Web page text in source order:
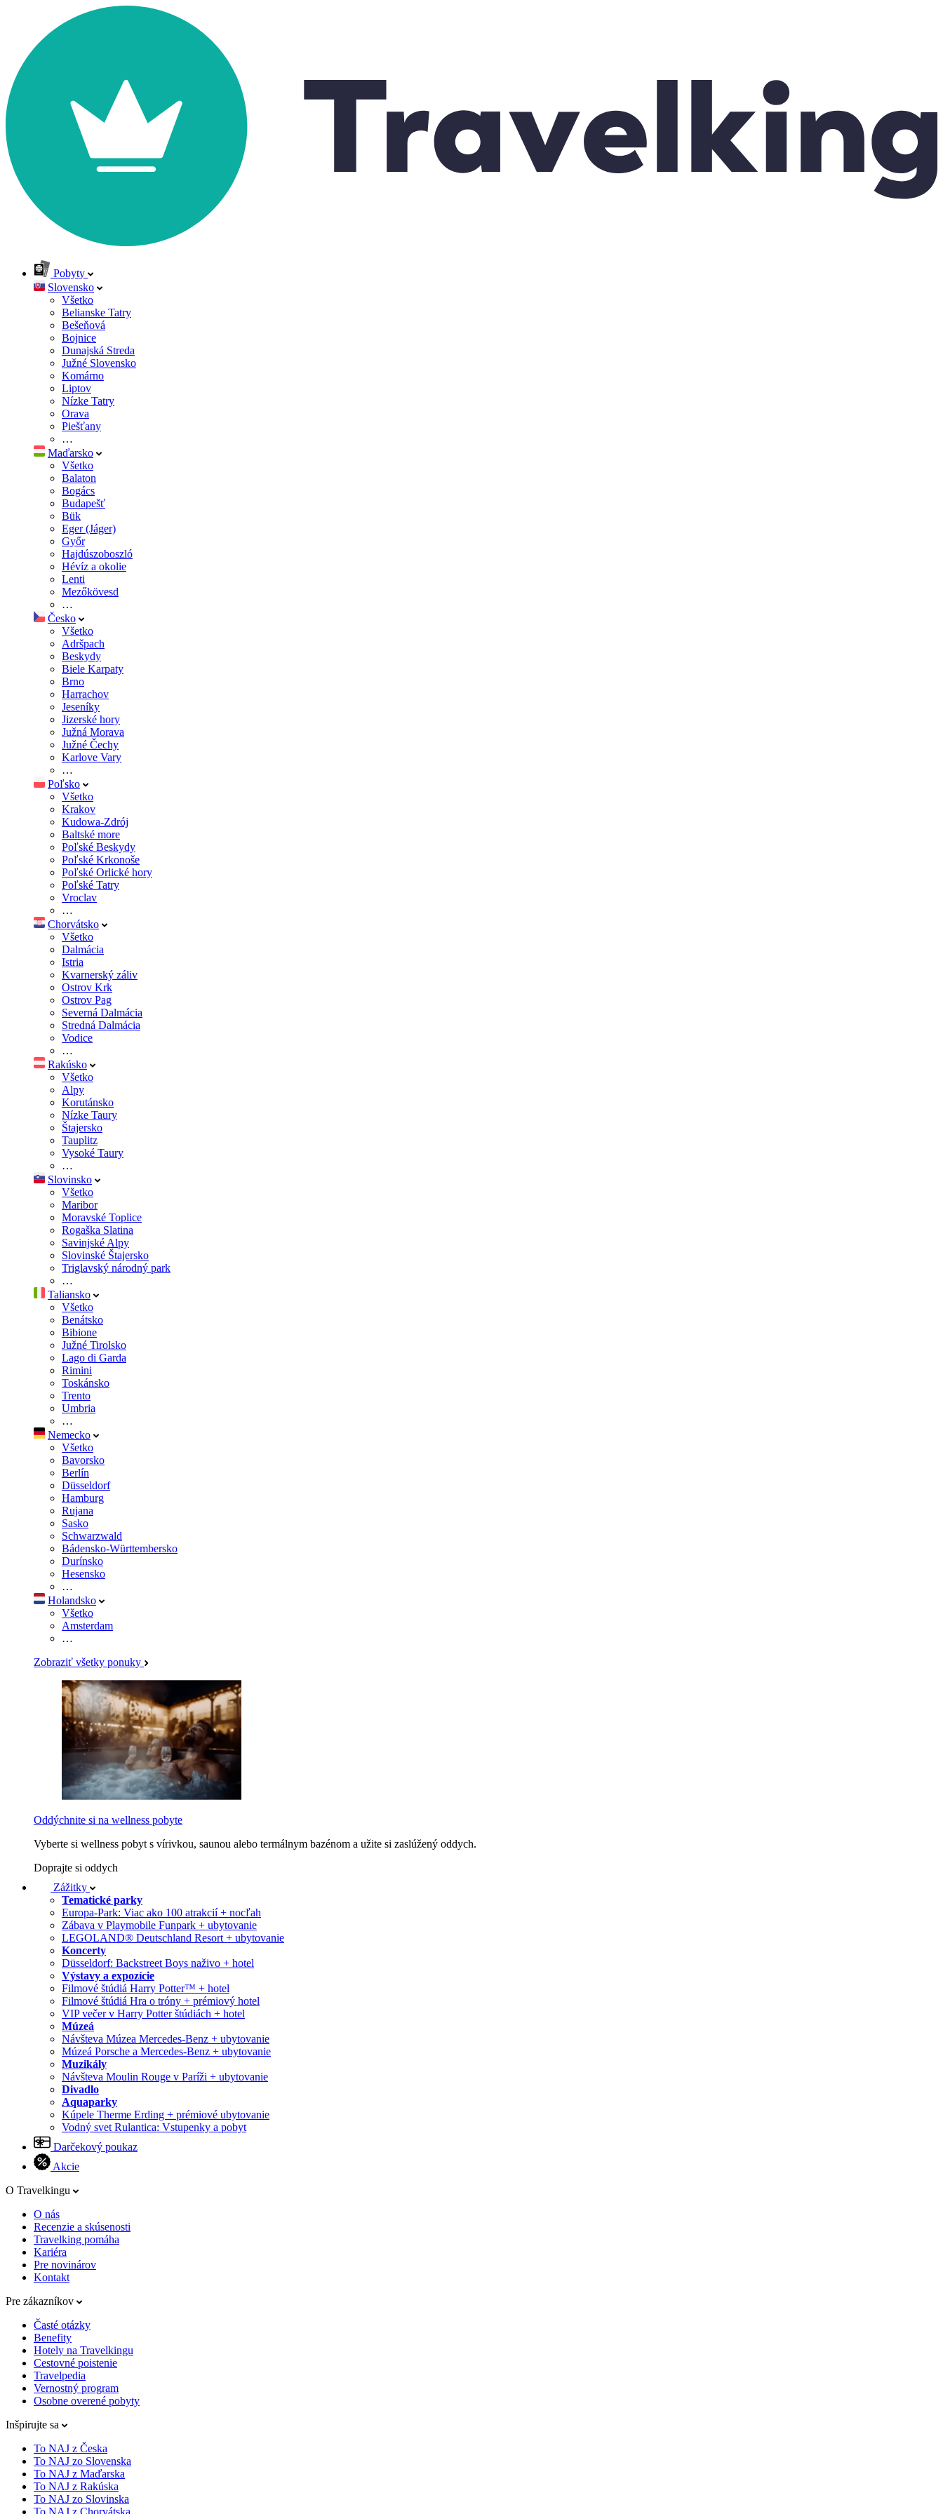
Pobyty
Slovensko
Všetko
Belianske Tatry
Bešeňová
Bojnice
Dunajská Streda
Južné Slovensko
Komárno
Liptov
Nízke Tatry
Orava
Piešťany
…
Maďarsko
Všetko
Balaton
Bogács
Budapešť
Bük
Eger (Jáger)
Győr
Hajdúszoboszló
Hévíz a okolie
Lenti
Mezőkövesd
…
Česko
Všetko
Adršpach
Beskydy
Biele Karpaty
Brno
Harrachov
Jeseníky
Jizerské hory
Južná Morava
Južné Čechy
Karlove Vary
…
Poľsko
Všetko
Krakov
Kudowa-Zdrój
Baltské more
Poľské Beskydy
Poľské Krkonoše
Poľské Orlické hory
Poľské Tatry
Vroclav
…
Chorvátsko
Všetko
Dalmácia
Istria
Kvarnerský záliv
Ostrov Krk
Ostrov Pag
Severná Dalmácia
Stredná Dalmácia
Vodice
…
Rakúsko
Všetko
Alpy
Korutánsko
Nízke Taury
Štajersko
Tauplitz
Vysoké Taury
…
Slovinsko
Všetko
Maribor
Moravské Toplice
Rogaška Slatina
Savinjské Alpy
Slovinské Štajersko
Triglavský národný park
…
Taliansko
Všetko
Benátsko
Bibione
Južné Tirolsko
Lago di Garda
Rimini
Toskánsko
Trento
Umbria
…
Nemecko
Všetko
Bavorsko
Berlín
Düsseldorf
Hamburg
Rujana
Sasko
Schwarzwald
Bádensko-Württembersko
Durínsko
Hesensko
…
Holandsko
Všetko
Amsterdam
…
Zobraziť všetky ponuky
Oddýchnite si na wellness pobyte
Vyberte si wellness pobyt s vírivkou, saunou alebo termálnym bazénom a užite si zaslúžený oddych.
Doprajte si oddych
Zážitky
Tematické parky
Europa-Park: Viac ako 100 atrakcií + nocľah
Zábava v Playmobile Funpark + ubytovanie
LEGOLAND® Deutschland Resort + ubytovanie
Koncerty
Düsseldorf: Backstreet Boys naživo + hotel
Výstavy a expozície
Filmové štúdiá Harry Potter™ + hotel
Filmové štúdiá Hra o tróny + prémiový hotel
VIP večer v Harry Potter štúdiách + hotel
Múzeá
Návšteva Múzea Mercedes-Benz + ubytovanie
Múzeá Porsche a Mercedes-Benz + ubytovanie
Muzikály
Návšteva Moulin Rouge v Paríži + ubytovanie
Divadlo
Aquaparky
Kúpele Therme Erding + prémiové ubytovanie
Vodný svet Rulantica: Vstupenky a pobyt
Darčekový poukaz
Akcie
O Travelkingu
O nás
Recenzie a skúsenosti
Travelking pomáha
Kariéra
Pre novinárov
Kontakt
Pre zákazníkov
Časté otázky
Benefity
Hotely na Travelkingu
Cestovné poistenie
Travelpedia
Vernostný program
Osobne overené pobyty
Inšpirujte sa
To NAJ z Česka
To NAJ zo Slovenska
To NAJ z Maďarska
To NAJ z Rakúska
To NAJ zo Slovinska
To NAJ z Chorvátska